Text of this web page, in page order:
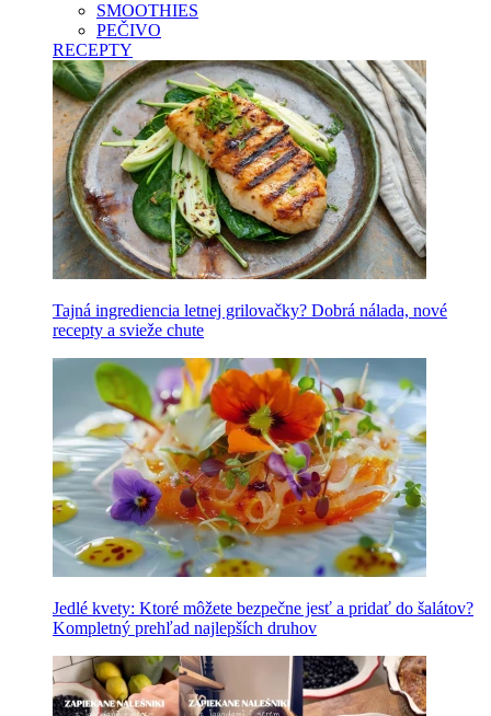
SMOOTHIES
PEČIVO
RECEPTY
Tajná ingrediencia letnej grilovačky? Dobrá nálada, nové
recepty a svieže chute
Jedlé kvety: Ktoré môžete bezpečne jesť a pridať do šalátov?
Kompletný prehľad najlepších druhov